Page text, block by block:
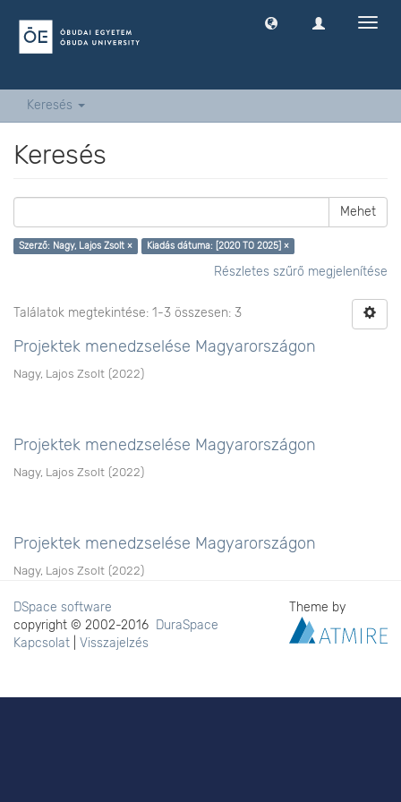
Keresés
Keresés
Mehet
Szerző: Nagy, Lajos Zsolt × Kiadás dátuma: [2020 TO 2025] ×
Részletes szűrő megjelenítése
Találatok megtekintése: 1-3 összesen: 3
Projektek menedzselése Magyarországon
Nagy, Lajos Zsolt (2022)
Projektek menedzselése Magyarországon
Nagy, Lajos Zsolt (2022)
Projektek menedzselése Magyarországon
Nagy, Lajos Zsolt (2022)
DSpace software
copyright © 2002-2016 DuraSpace
Kapcsolat
Visszajelzés
Theme by